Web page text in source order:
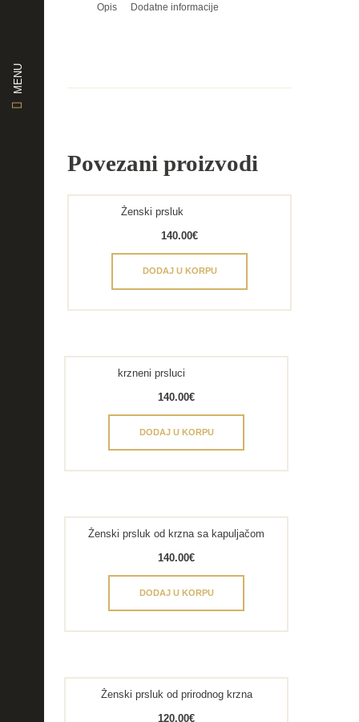
MENU
Opis Dodatne informacije
Povezani proizvodi
Ženski prsluk
140.00€
DODAJ U KORPU
krzneni prsluci
140.00€
DODAJ U KORPU
Ženski prsluk od krzna sa kapuljačom
140.00€
DODAJ U KORPU
Ženski prsluk od prirodnog krzna
120.00€